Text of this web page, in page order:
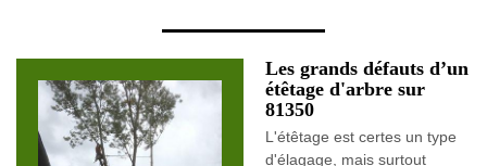
Les grands défauts d’un
étêtage d'arbre sur
81350
L'étêtage est certes un type
d'élagage, mais surtout